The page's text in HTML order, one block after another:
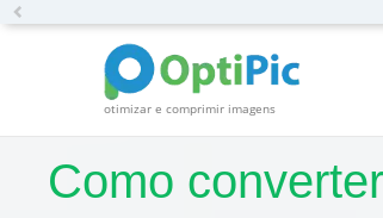
otimizar e comprimir imagens
Como